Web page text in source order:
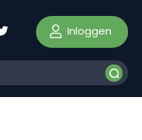
Inloggen